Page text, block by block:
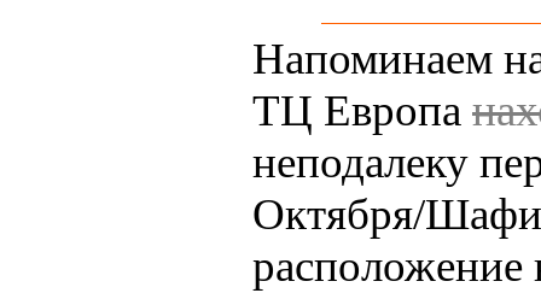
Напоминаем
ТЦ Европа
неподалеку
Октября/
расположение